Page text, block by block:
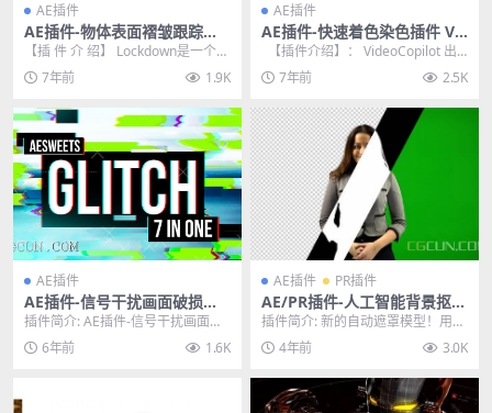
AE插件
AE插件-物体表面褶皱跟踪特
效合成高级工具 Lockdown v
1.0.0 Win中文汉化版
【插 件 介 绍】 Lockdown是一个革
命性的新插件，允许您跟踪扭曲表
面内的...
7年前 1.9K
AE插件
AE插件-快速着色染色插件 Vi
deoCopilot Color Vibrance
WIN版
【插件介绍】： VideoCopilot 出
品的最新AE插件：快速...
7年前 2.5K
AE插件
AE插件-信号干扰画面破损毛
刺撕裂RGB色彩分离特效 Glit
ch 7in1 v1.1.0 WIN
插件简介: AE插件-信号干扰画面破
损毛刺撕裂RGB色彩分离特效 Glitc
h ...6年前 1.6K
AE插件 PR插件
AE/PR插件-人工智能背景抠像
颜色键控插件 Goodbye Gree
nscreen 1.6.0 CPU/GPU Wi
n
插件简介: 新的自动遮罩模型！用于
背景抠图和抠像的基于人工智能的
插件。用于复杂背...
4年前 3.0K